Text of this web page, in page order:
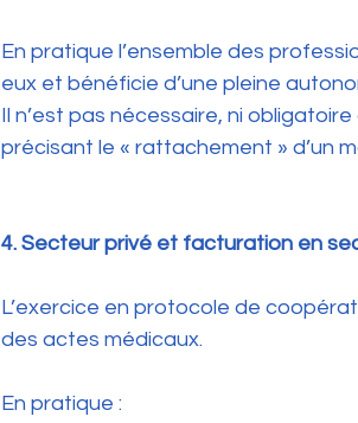
En pratique l’ensemble des
eux et bénéficie d’une pleine
Il n’est pas nécessaire, ni
précisant le « rattachement » d’un
4. Secteur privé et facturation en
L’exercice en protocole de
des actes médicaux.
En pratique :